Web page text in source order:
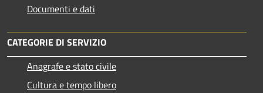
Documenti e dati
CATEGORIE DI SERVIZIO
Anagrafe e stato civile
Cultura e tempo libero